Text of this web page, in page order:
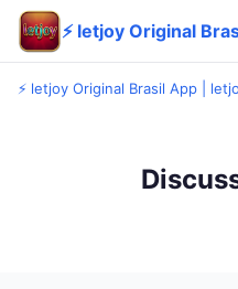
⚡ letjoy Original Brasil App |